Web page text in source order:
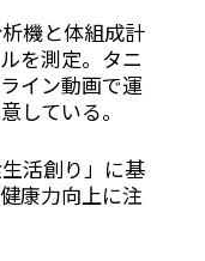
機と体組成計
を測定。タニ
イン動画で運
している。
活創り」に基
康力向上に注